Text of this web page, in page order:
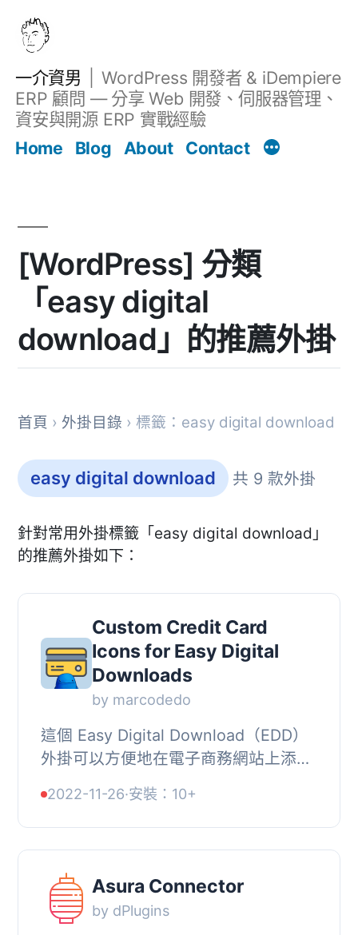
一介資男
WordPress 開發者 & iDempiere
ERP 顧問 — 分享 Web 開發、伺服器管理、
資安與開源 ERP 實戰經驗
Home
Blog About Contact
[WordPress] 分類
「easy digital
download」的推薦外掛
首頁 › 外掛目錄 › 標籤：easy digital download
easy digital download 共 9 款外掛
針對常用外掛標籤「easy digital download」
的推薦外掛如下：
Custom Credit Card
Icons for Easy Digital
Downloads
by marcodedo
這個 Easy Digital Download（EDD）
外掛可以方便地在電子商務網站上添加
EDD Custom Credit Card 適用於所有
使用 Easy Digit...
2022-11-26·安裝：10+
Asura Connector
by dPlugins
文章